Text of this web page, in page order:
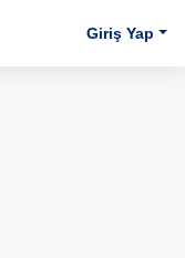
Giriş Yap